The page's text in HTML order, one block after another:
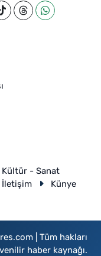
Kültür - Sanat
İletişim Künye
| Tüm hakları
haber kaynağı.